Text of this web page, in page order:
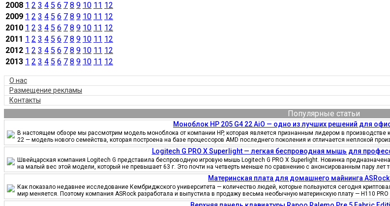
2008 1 2 3 4 5 6 7 8 9 10 11 12
2009 1 2 3 4 5 6 7 8 9 10 11 12
2010 1 2 3 4 5 6 7 8 9 10 11 12
2011 1 2 3 4 5 6 7 8 9 10 11 12
2012 1 2 3 4 5 6 7 8 9 10 11 12
2013 1 2 3 4 5 6 7 8 9 10 11 12
О нас
Размещение рекламы
Контакты
Популярные статьи
Моноблок HP 205 G4 22 AiO — одно из лучших решений для
В настоящем обзоре мы рассмотрим модель моноблока от компании HP, которая является признанным лидером в
22 — модель нового семейства, которая построена на базе процессоров AMD последнего поколения и отличается неплохой
Logitech G PRO X Superlight — легкая беспроводная мышь для
Швейцарская компания Logitech G представила беспроводную игровую мышь Logitech G PRO X Superlight. Новинка
на малый вес этой модели, который не превышает 63 г. Это почти на четверть меньше по сравнению с анонсированным пару лет
Материнская плата для домашнего майнинга ASRock
Как показало недавнее исследование Кембриджского университета — количество людей, которые пользуются сегодня
мир меняется. Поэтому компания ASRock разработала и выпустила в продажу весьма необычную материнскую плату — H110